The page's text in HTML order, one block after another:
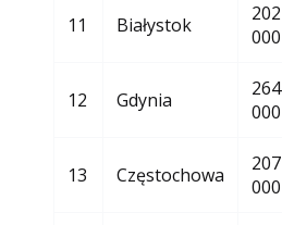
11 Białystok
202
000
12 Gdynia
264
000
13 Częstochowa
207
000